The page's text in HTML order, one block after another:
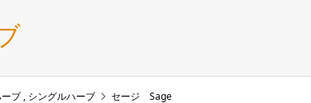
ブ , シングルハーブ セージ Sage